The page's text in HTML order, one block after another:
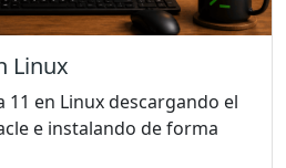
Linux
11 en Linux descargando el
e instalando de forma